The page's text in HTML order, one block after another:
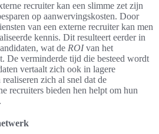
recruiter kan een slimme zet zijn
op aanwervingskosten. Door
van een externe recruiter kan men
kennis. Dit resulteert eerder in
wat de ROIvan het
De verminderde tijd die besteed wordt
vertaalt zich ook in lagere
zich al snel dat de
recruiters bieden hen helpt om hun